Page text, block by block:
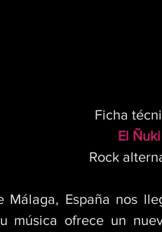
Ficha
El Ñuki
Rock
Málaga, España nos
música ofrece un